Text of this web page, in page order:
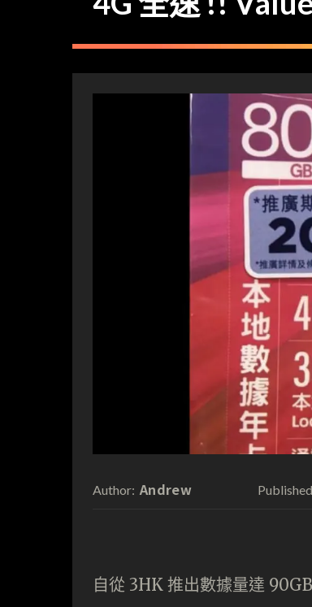
Author: Andrew
自從 3HK 推出數據量達